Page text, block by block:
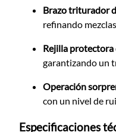
Brazo triturador
refinando
Rejilla
garantizando un
Operación
con un nivel de
Especificaciones